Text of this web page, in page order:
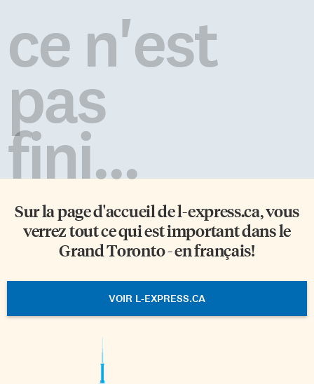
d’abord savoir ce qu’est un
balado. Comme tout média, il a
besoin de son émetteur et bien
sûr de […]
Bains, ministre fédérale de
l’Innovation, des sciences et du
développement économique,
ce n'est
pas
fini...
Sur la page d'accueil del-express.ca, vous
verrez tout ce qui est important dans le
Grand Toronto - en français!
VOIR L-EXPRESS.CA